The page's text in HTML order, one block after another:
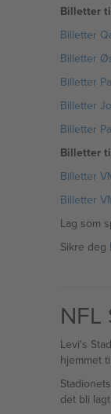
Billetter
Billetter
Billetter
Billetter
Billetter
Billetter
Billetter
Billetter
Billetter
Lag som
Sikre deg
Levi's
hjemmet
det bli